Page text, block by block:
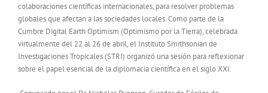
colaboraciones científicas internacionales, para resolver problemas
globales que afectan a las sociedades locales. Como parte de la
Cumbre Digital Earth Optimism (Optimismo por la Tierra), celebrada
virtualmente del 22 al 26 de abril, el Instituto Smithsonian de
Investigaciones Tropicales (STRI) organizó una sesión para reflexionar
sobre el papel esencial de la diplomacia científica en el siglo XXI.